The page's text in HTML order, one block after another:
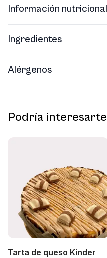
Información nutricional
Ingredientes
Alérgenos
Podría interesarte
Tarta de queso Kinder